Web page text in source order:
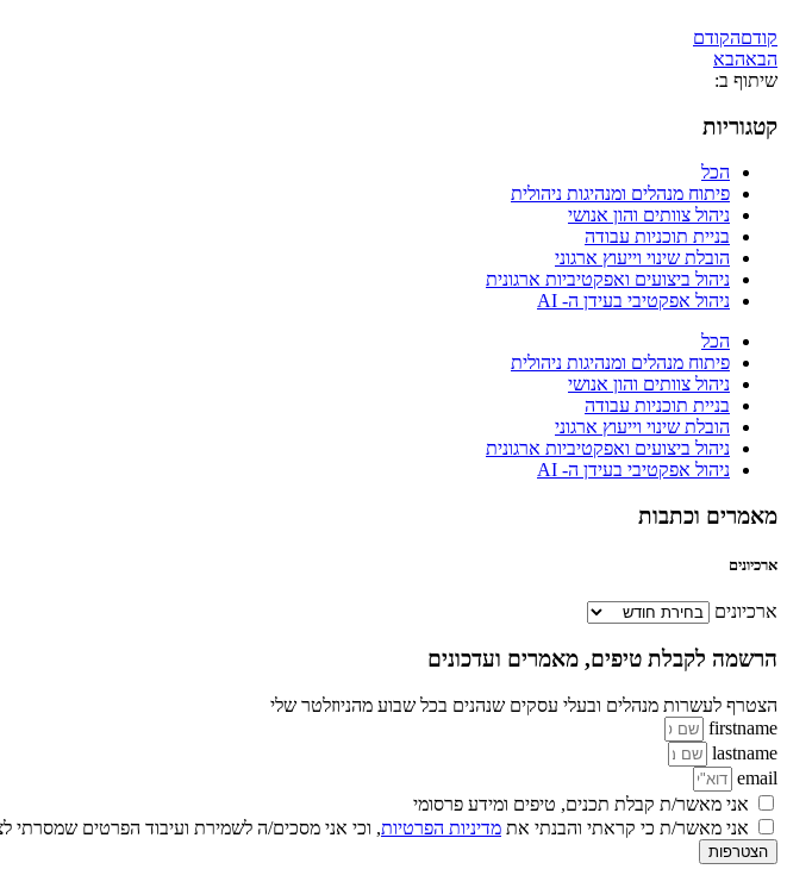
קודםהקודם
הבאהבא
שיתוף ב:
קטגוריות
הכל
פיתוח מנהלים ומנהיגות ניהולית
ניהול צוותים והון אנושי
בניית תוכניות עבודה
הובלת שינוי וייעוץ ארגוני
ניהול ביצועים ואפקטיביות ארגונית
ניהול אפקטיבי בעידן ה- AI
הכל
פיתוח מנהלים ומנהיגות ניהולית
ניהול צוותים והון אנושי
בניית תוכניות עבודה
הובלת שינוי וייעוץ ארגוני
ניהול ביצועים ואפקטיביות ארגונית
ניהול אפקטיבי בעידן ה- AI
מאמרים וכתבות
ארכיונים
ארכיונים
הרשמה לקבלת טיפים, מאמרים ועדכונים
הצטרף לעשרות מנהלים ובעלי עסקים שנהנים בכל שבוע מהניוזלטר שלי
firstname
lastname
email
אני מאשר/ת קבלת תכנים, טיפים ומידע פרסומי
אני מאשר/ת כי קראתי והבנתי את מדיניות הפרטיות, וכי אני מסכים/ה לשמירת ועיבוד הפרטים שמסרתי
הצטרפות